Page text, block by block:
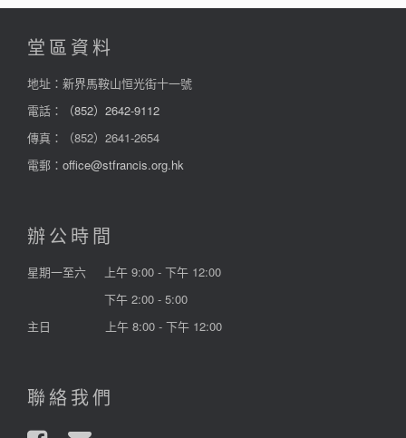
堂區資料
地址：新界馬鞍山恒光街十一號
電話：
（852）2642-9112
傳真：（852）2641-2654
電郵： office@stfrancis.org.hk
辦公時間
星期一至六
上午 9:00 - 下午 12:00
下午 2:00 - 5:00
主日
上午 8:00 - 下午 12:00
聯絡我們